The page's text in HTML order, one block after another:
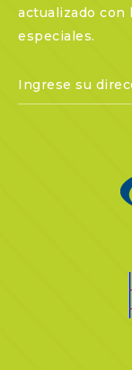
actualizado con
especiales.